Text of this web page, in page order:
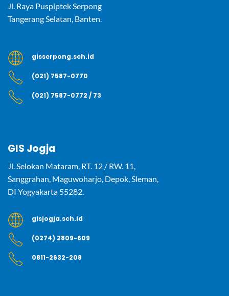
Jl. Raya Puspiptek Serpong
Tangerang Selatan, Banten.
gisserpong.sch.id
(021) 7587-0770
(021) 7587-0772 / 73
GIS Jogja
Jl. Selokan Mataram, RT. 12 / RW. 11,
Sanggrahan, Maguwoharjo, Depok, Sleman,
DI Yogyakarta 55282.
gisjogja.sch.id
(0274) 2809-609
0811-2632-208